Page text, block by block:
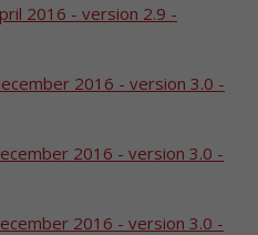
2016 - version 2.9 -
2016 - version 3.0 -
2016 - version 3.0 -
2016 - version 3.0 -